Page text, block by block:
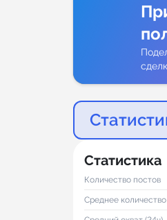
Статистика
Количество постов
Среднее